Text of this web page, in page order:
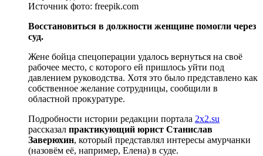
Источник фото: freepik.com
Восстановиться в должности женщине помогли через
суд.
Жене бойца спецоперации удалось вернуться на своё
рабочее место, с которого ей пришлось уйти под
давлением руководства. Хотя это было представлено как
собственное желание сотрудницы, сообщили в
областной прокуратуре.
Подробности истории редакции портала 2x2.su
рассказал практикующий юрист Станислав
Заверюхин, который представлял интересы амурчанки
(назовём её, например, Елена) в суде.